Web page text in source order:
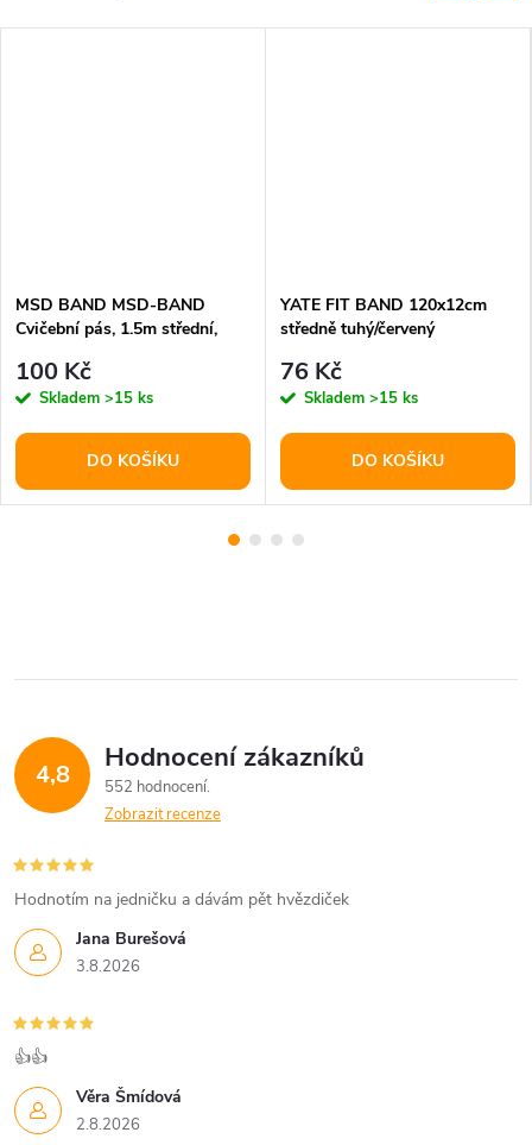
MSD BAND MSD-BAND
Cvičební pás, 1.5m střední,
100 Kč
Skladem >15 ks
DO KOŠÍKU
YATE FIT BAND 120x12cm
středně tuhý/červený
76 Kč
Skladem >15 ks
DO KOŠÍKU
4,8 Hodnocení zákazníků
552 hodnocení
Zobrazit recenze
Jana Burešová
3.8.2026
Hodnotím na jedničku a dávám pět hvězdiček
Věra Šmídová
2.8.2026
👍👍